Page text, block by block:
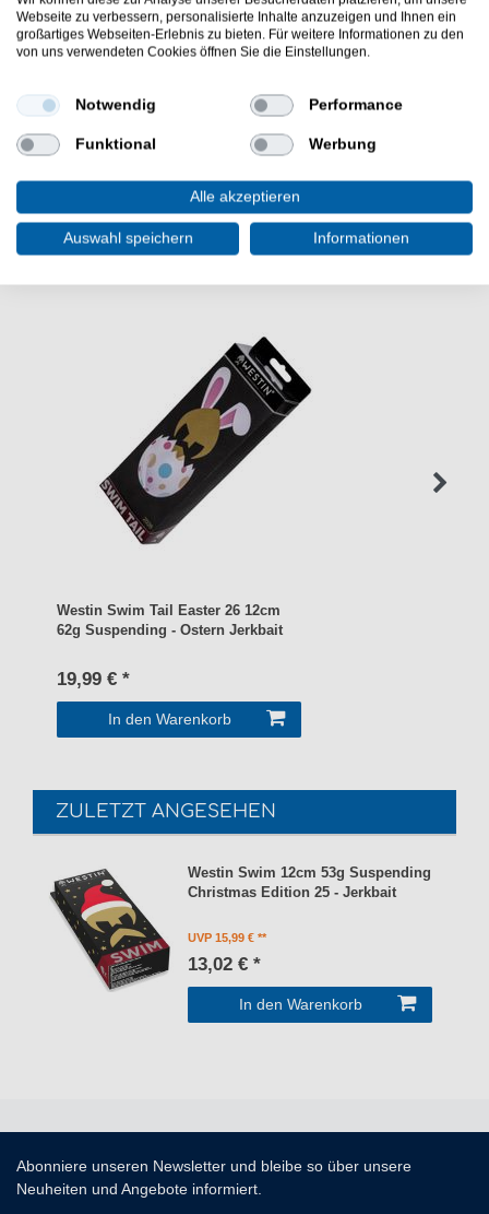
Lieferumfang: 1 Köder in einer von sieben
zufälligen Farben
Westin Swim 12cm 53g Suspending Christmas Edition
Raubfischangeln. - HIER Jerkbait bestellen.
WEITERE INTERESSANTE ARTIKEL
Westin Swim Tail Easter 26 12cm
62g Suspending - Ostern Jerkbait
19,99 € *
In den Warenkorb
ZULETZT ANGESEHEN
Westin Swim 12cm 53g Suspending
Christmas Edition 25 - Jerkbait
UVP 15,99 €
13,02 € *
In den Warenkorb
Abonniere unseren Newsletter und bleibe so über unsere
Neuheiten und Angebote informiert.
Webseite zu verbessern, personalisierte Inhalte anzuzeigen und Ihnen ein
großartiges Webseiten-Erlebnis zu bieten. Für weitere Informationen zu den
von uns verwendeten Cookies öffnen Sie die Einstellungen.
Notwendig Performance
Funktional Werbung
Alle akzeptieren
Auswahl speichern Informationen